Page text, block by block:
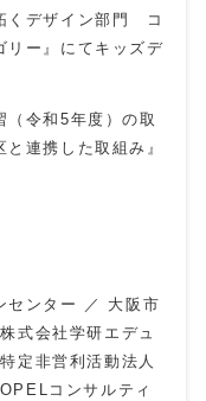
くデザイン部門 コ
ー』にてキッズデ
（令和5年度）の取
連携した取組み』
センター ／ 大阪市
式会社学研エデュ
定非営利活動法人
コンサルティ